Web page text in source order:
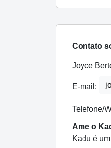
Contato
Joyce
E-mail:
Telefone/
Ame o
Kadu é